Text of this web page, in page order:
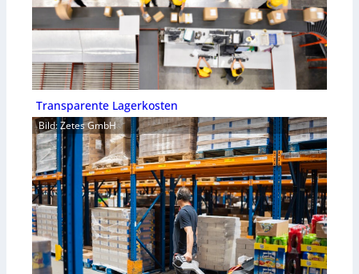
Transparente Lagerkosten
Bild: Zetes GmbH